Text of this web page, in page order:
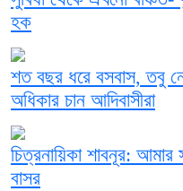
হক
শত বছর ধরে বসবাস, তবু
অধিকার চান আদিবাসীরা
চিত্রনায়িকা শাবনূর:
বাসর